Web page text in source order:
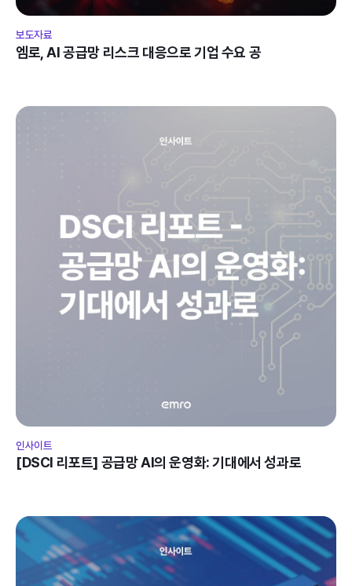
보도자료
엠로, AI 공급망 리스크 대응으로 기업 수요 공
인사이트
[DSCI 리포트] 공급망 AI의 운영화: 기대에서 성과로